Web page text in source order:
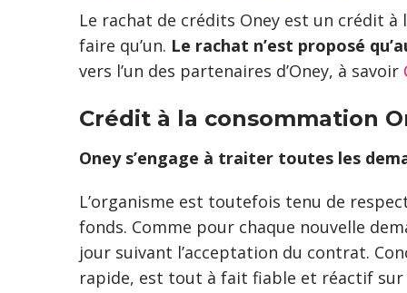
Le rachat de crédits Oney est un crédit
faire qu’un. Le rachat n’est proposé
vers l’un des partenaires d’Oney, à savoir
Crédit à la consommation
Oney s’engage à traiter toutes les
L’organisme est toutefois tenu de
fonds. Comme pour chaque nouvelle
jour suivant l’acceptation du contrat.
rapide, est tout à fait fiable et réactif sur